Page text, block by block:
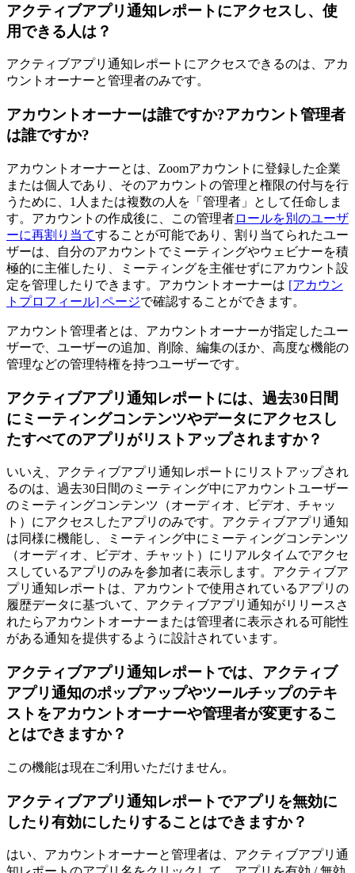
アクティブアプリ通知レポートにアクセスし、使
用できる人は？
アクティブアプリ通知レポートにアクセスできるのは、アカ
ウントオーナーと管理者のみです。
アカウントオーナーは誰ですか?アカウント管理者
は誰ですか?
アカウントオーナーとは、Zoomアカウントに登録した企業
または個人であり、そのアカウントの管理と権限の付与を行
うために、1人または複数の人を「管理者」として任命しま
す。アカウントの作成後に、この管理者ロールを別のユーザ
ーに再割り当てすることが可能であり、割り当てられたユー
ザーは、自分のアカウントでミーティングやウェビナーを積
極的に主催したり、ミーティングを主催せずにアカウント設
定を管理したりできます。アカウントオーナーは [アカウン
トプロフィール] ページで確認することができます。
アカウント管理者とは、アカウントオーナーが指定したユー
ザーで、ユーザーの追加、削除、編集のほか、高度な機能の
管理などの管理特権を持つユーザーです。
アクティブアプリ通知レポートには、過去30日間
にミーティングコンテンツやデータにアクセスし
たすべてのアプリがリストアップされますか？
いいえ、アクティブアプリ通知レポートにリストアップされ
るのは、過去30日間のミーティング中にアカウントユーザー
のミーティングコンテンツ（オーディオ、ビデオ、チャッ
ト）にアクセスしたアプリのみです。アクティブアプリ通知
は同様に機能し、ミーティング中にミーティングコンテンツ
（オーディオ、ビデオ、チャット）にリアルタイムでアクセ
スしているアプリのみを参加者に表示します。アクティブア
プリ通知レポートは、アカウントで使用されているアプリの
履歴データに基づいて、アクティブアプリ通知がリリースさ
れたらアカウントオーナーまたは管理者に表示される可能性
がある通知を提供するように設計されています。
アクティブアプリ通知レポートでは、アクティブ
アプリ通知のポップアップやツールチップのテキ
ストをアカウントオーナーや管理者が変更するこ
とはできますか？
この機能は現在ご利用いただけません。
アクティブアプリ通知レポートでアプリを無効に
したり有効にしたりすることはできますか？
はい、アカウントオーナーと管理者は、アクティブアプリ通